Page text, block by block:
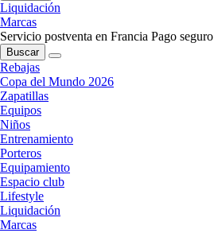
Liquidación
Marcas
Servicio postventa en Francia Pago seguro
Buscar
Rebajas
Copa del Mundo 2026
Zapatillas
Equipos
Niños
Entrenamiento
Porteros
Equipamiento
Espacio club
Lifestyle
Liquidación
Marcas